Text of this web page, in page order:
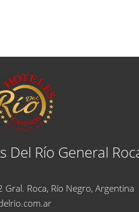
Del Río General
Roca, Río Negro, Argentina